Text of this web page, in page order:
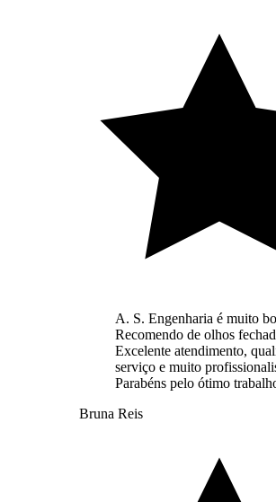
A. S. Engenharia é muito
Recomendo de olhos
Excelente atendimento,
serviço e muito
Parabéns pelo ótimo
Bruna Reis